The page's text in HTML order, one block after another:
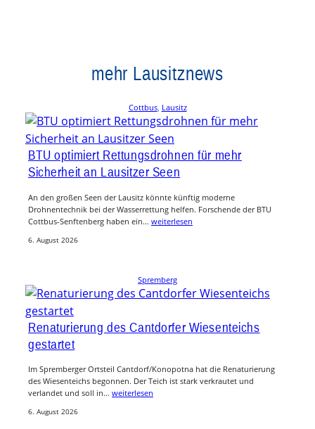
mehr Lausitznews
Cottbus, Lausitz
BTU optimiert Rettungsdrohnen für mehr
Sicherheit an Lausitzer Seen
An den großen Seen der Lausitz könnte künftig moderne
Drohnentechnik bei der Wasserrettung helfen. Forschende der BTU
Cottbus-Senftenberg haben ein… weiterlesen
6. August 2026
Spremberg
Renaturierung des Cantdorfer Wiesenteichs
gestartet
Im Spremberger Ortsteil Cantdorf/Konopotna hat die Renaturierung
des Wiesenteichs begonnen. Der Teich ist stark verkrautet und
verlandet und soll in… weiterlesen
6. August 2026